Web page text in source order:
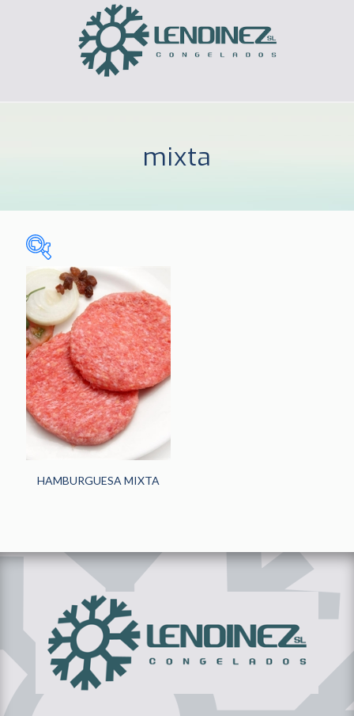
mixta
Sin categorizar(0)
CELIACOS(3)
HOGAR(185)
HORECA(242)
PANADERÍA Y
PASTELERÍA(48)
NOVEDADES(13)
HAMBURGUESA MIXTA